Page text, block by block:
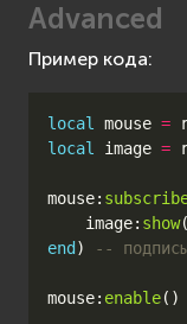
Advanced
Пример кода:
local mouse =
local
image =
mouse:
image: show
end ) --
mouse: enable()